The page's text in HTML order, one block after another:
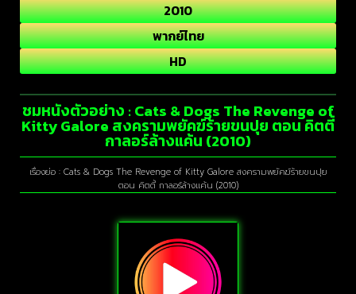
2010
พากย์ไทย
HD
ชมหนังตัวอย่าง : Cats & Dogs The Revenge of
Kitty Galore สงครามพยัคฆ์ร้ายขนปุย ตอน คิตตี้
กาลอร์ล้างแค้น (2010)
เรื่องย่อ : Cats & Dogs The Revenge of Kitty Galore สงครามพยัคฆ์ร้ายขนปุย
ตอน คิตตี้ กาลอร์ล้างแค้น (2010)